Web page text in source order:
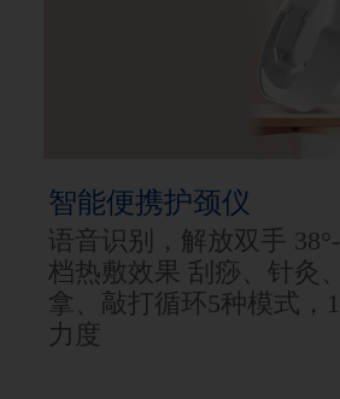
智能便携护颈仪
语音识别，解放双手
档热敷效果 刮痧、针灸
拿、敲打循环5种模式，
力度